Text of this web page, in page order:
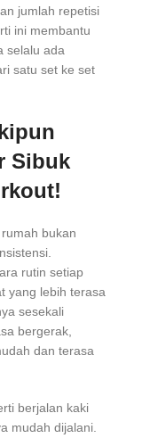
jumlah repetisi
ini membantu
selalu ada
satu set ke set
Sibuk
bukan
rutin setiap
yang lebih terasa
sesekali
bergerak,
dan terasa
berjalan kaki
mudah dijalani.